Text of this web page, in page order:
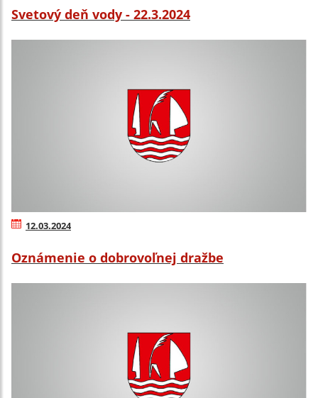
Svetový deň vody - 22.3.2024
12.03.2024
Oznámenie o dobrovoľnej dražbe